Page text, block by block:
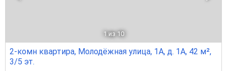
1 из 10
2-комн квартира, Молодёжная улица, 1А, д. 1А, 42 м²,
3/5 эт.